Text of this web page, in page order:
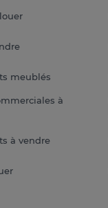
meublés
à
à vendre